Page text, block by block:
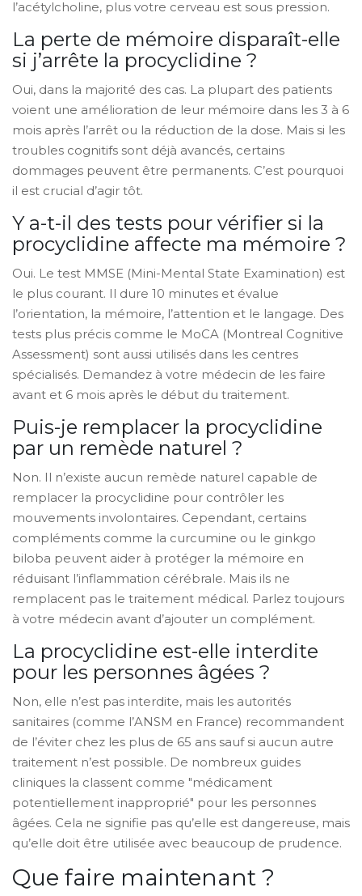
l’acétylcholine, plus votre cerveau est sous pression.
La perte de mémoire disparaît-elle
si j’arrête la procyclidine ?
Oui, dans la majorité des cas. La plupart des patients
voient une amélioration de leur mémoire dans les 3 à 6
mois après l’arrêt ou la réduction de la dose. Mais si les
troubles cognitifs sont déjà avancés, certains
dommages peuvent être permanents. C’est pourquoi
il est crucial d’agir tôt.
Y a-t-il des tests pour vérifier si la
procyclidine affecte ma mémoire ?
Oui. Le test MMSE (Mini-Mental State Examination) est
le plus courant. Il dure 10 minutes et évalue
l’orientation, la mémoire, l’attention et le langage. Des
tests plus précis comme le MoCA (Montreal Cognitive
Assessment) sont aussi utilisés dans les centres
spécialisés. Demandez à votre médecin de les faire
avant et 6 mois après le début du traitement.
Puis-je remplacer la procyclidine
par un remède naturel ?
Non. Il n’existe aucun remède naturel capable de
remplacer la procyclidine pour contrôler les
mouvements involontaires. Cependant, certains
compléments comme la curcumine ou le ginkgo
biloba peuvent aider à protéger la mémoire en
réduisant l’inflammation cérébrale. Mais ils ne
remplacent pas le traitement médical. Parlez toujours
à votre médecin avant d’ajouter un complément.
La procyclidine est-elle interdite
pour les personnes âgées ?
Non, elle n’est pas interdite, mais les autorités
sanitaires (comme l’ANSM en France) recommandent
de l’éviter chez les plus de 65 ans sauf si aucun autre
traitement n’est possible. De nombreux guides
cliniques la classent comme "médicament
potentiellement inapproprié" pour les personnes
âgées. Cela ne signifie pas qu’elle est dangereuse, mais
qu’elle doit être utilisée avec beaucoup de prudence.
Que faire maintenant ?